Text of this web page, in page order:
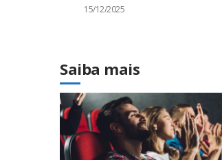
15/12/2025
Saiba mais